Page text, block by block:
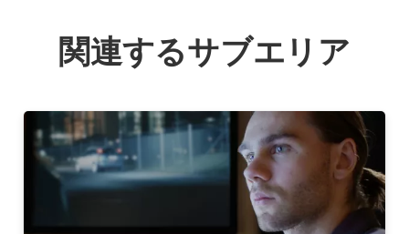
関連するサブエリア